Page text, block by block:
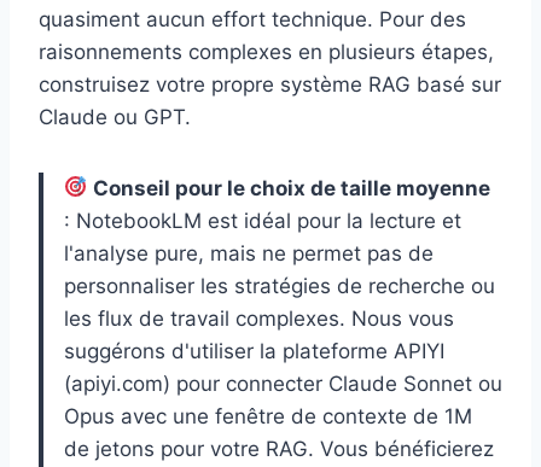
quasiment aucun effort technique. Pour des
raisonnements complexes en plusieurs étapes,
construisez votre propre système RAG basé sur
Claude ou GPT.
Conseil pour le choix de taille moyenne
: NotebookLM est idéal pour la lecture et
l'analyse pure, mais ne permet pas de
personnaliser les stratégies de recherche ou
les flux de travail complexes. Nous vous
suggérons d'utiliser la plateforme APIYI
(apiyi.com) pour connecter Claude Sonnet ou
Opus avec une fenêtre de contexte de 1M
de jetons pour votre RAG. Vous bénéficierez